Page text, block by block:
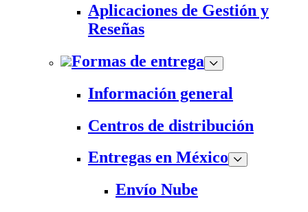
Aplicaciones de Gestión y
Reseñas
Formas de entrega
Información general
Centros de distribución
Entregas en México
Envío Nube